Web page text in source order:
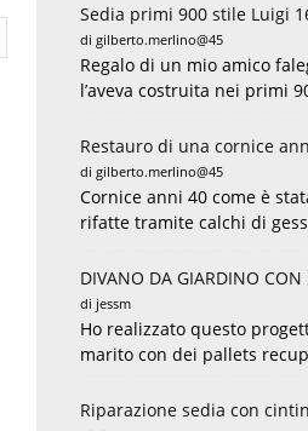
Sedia primi 900 stile Luigi
di gilberto.merlino@45
Regalo di un mio amico
l’aveva costruita nei primi
Restauro di una cornice
di gilberto.merlino@45
Cornice anni 40 come è
rifatte tramite calchi di
DIVANO DA GIARDINO CON
di jessm
Ho realizzato questo
marito con dei pallets
Riparazione sedia con